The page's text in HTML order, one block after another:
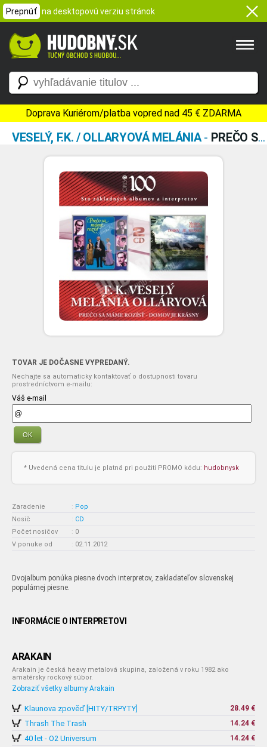
Prepnúť na desktopovú verziu stránok
Doprava Kuriérom/platba vopred nad 45 € ZDARMA
VESELÝ, F.K. / OLLARYOVÁ MELÁNIA- PREČO SA MÁME ROZÍSŤ/DOMOV JE KRÁSNY (2 CD)
TOVAR JE DOČASNE VYPREDANÝ.
Nechajte sa automaticky kontaktovať o dostupnosti tovaru
prostredníctvom e-mailu:
Váš e-mail
OK
* Uvedená cena titulu je platná pri použití PROMO kódu: hudobnysk
Zaradenie : Pop
Nosič
: CD
Počet nosičov
: 0
V ponuke od
: 02.11.2012
Dvojalbum ponúka piesne dvoch interpretov, zakladateľov slovenskej
populárnej piesne.
INFORMÁCIE O INTERPRETOVI
ARAKAIN
Arakain je česká heavy metalová skupina, založená v roku 1982 ako
amatérsky rockový súbor.
Zobraziť všetky albumy Arakain
Klaunova zpověď [HITY/TRPYTY] 28.49 €
Thrash The Trash 14.24 €
40 let - O2 Universum 14.24 €